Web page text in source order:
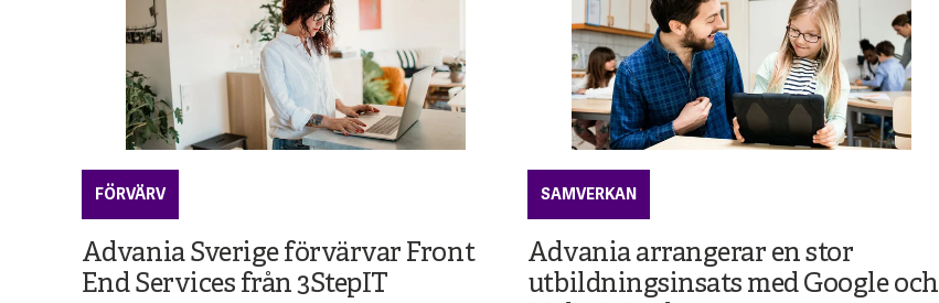
FÖRVÄRV
Advania Sverige förvärvar Front
End Services från 3StepIT
SAMVERKAN
Advania arrangerar en stor
utbildningsinsats med Google och